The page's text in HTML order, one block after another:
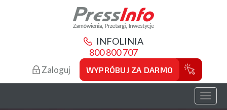
INFOLINIA
800 800 707
Zaloguj WYPRÓBUJ ZA DARMO
Toggle